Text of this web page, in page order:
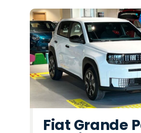
Fiat Grande